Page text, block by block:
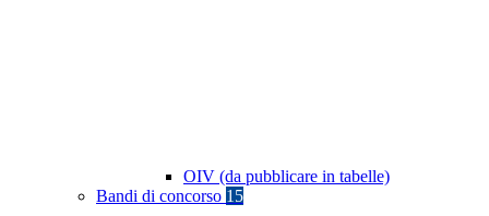
OIV (da pubblicare in tabelle)
Bandi di concorso 15